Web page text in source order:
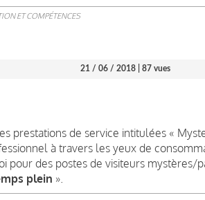
ET COMPÉTENCES
21 / 06 / 2018 | 87 vues
prestations de service intitulées «
à travers les yeux de
pour des postes de visiteurs mystères/
plein ».